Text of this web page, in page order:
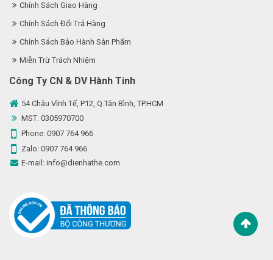
Chính Sách Giao Hàng
Chính Sách Đổi Trả Hàng
Chính Sách Bảo Hành Sản Phẩm
Miễn Trừ Trách Nhiệm
Công Ty CN & DV Hành Tinh
54 Châu Vĩnh Tế, P12, Q.Tân Bình, TP.HCM
MST: 0305970700
Phone: 0907 764 966
Zalo: 0907 764 966
E-mail: info@dienhathe.com